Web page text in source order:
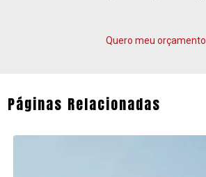
Quero meu orçamento
Páginas Relacionadas